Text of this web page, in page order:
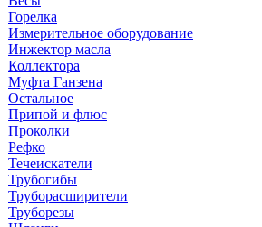
Горелка
Измерительное оборудование
Инжектор масла
Коллектора
Муфта Ганзена
Остальное
Припой и флюс
Проколки
Рефко
Течеискатели
Трубогибы
Труборасширители
Труборезы